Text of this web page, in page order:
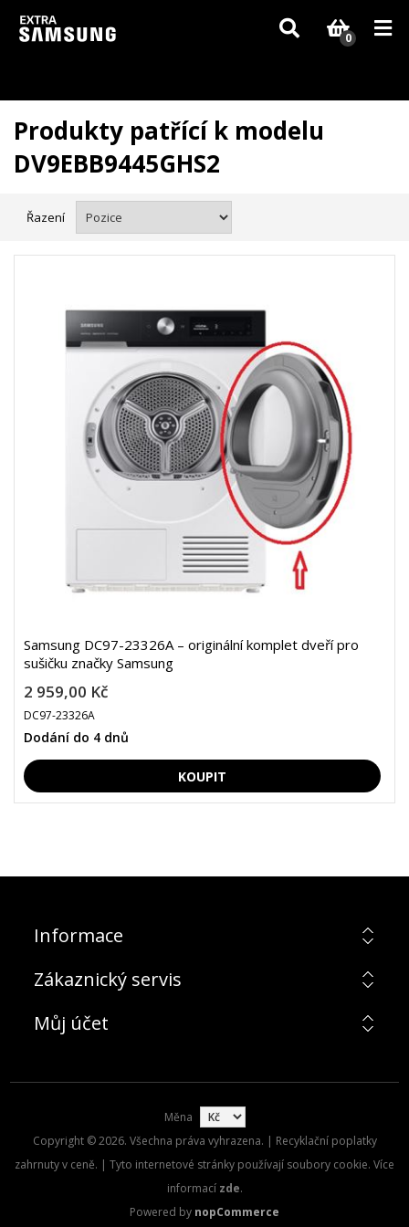
Vzhledem k aktuální situaci se může dodání dílů, které nejsou skladem,
zpozdit. Děkujeme za pochopení.
0
Produkty patřící k modelu
DV9EBB9445GHS2
Řazení
Samsung DC97-23326A – originální komplet dveří pro
sušičku značky Samsung
2 959,00 Kč
DC97-23326A
Dodání do 4 dnů
Informace
Zákaznický servis
Můj účet
Měna
Copyright © 2026. Všechna práva vyhrazena. | Recyklační poplatky
zahrnuty v ceně. | Tyto internetové stránky používají soubory cookie. Více
informací zde.
Powered by nopCommerce